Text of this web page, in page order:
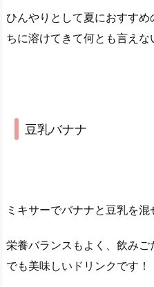
ひんやりとして夏におすす
ちに溶けてきて何とも言えな
豆乳バナナ
ミキサーでバナナと豆乳を混
栄養バランスもよく、飲み
でも美味しいドリンクです！